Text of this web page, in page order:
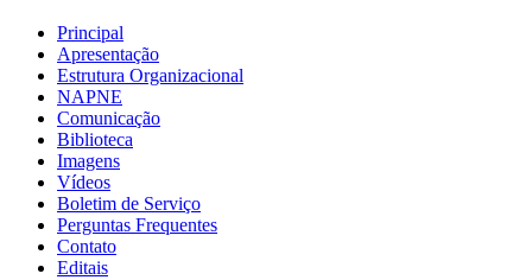
Principal
Apresentação
Estrutura Organizacional
NAPNE
Comunicação
Biblioteca
Imagens
Vídeos
Boletim de Serviço
Perguntas Frequentes
Contato
Editais